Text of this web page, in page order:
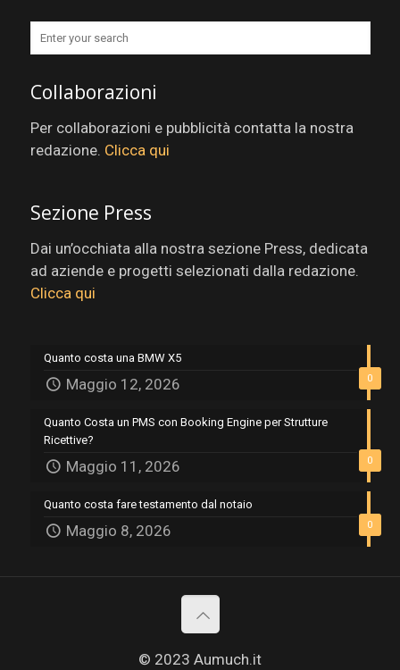
Collaborazioni
Per collaborazioni e pubblicità contatta la nostra
redazione. Clicca qui
Sezione Press
Dai un’occhiata alla nostra sezione Press, dedicata
ad aziende e progetti selezionati dalla redazione.
Clicca qui
0
Quanto costa una BMW X5
Maggio 12, 2026
0
Quanto Costa un PMS con Booking Engine per Strutture
Ricettive?
Maggio 11, 2026
0
Quanto costa fare testamento dal notaio
Maggio 8, 2026
© 2023 Aumuch.it